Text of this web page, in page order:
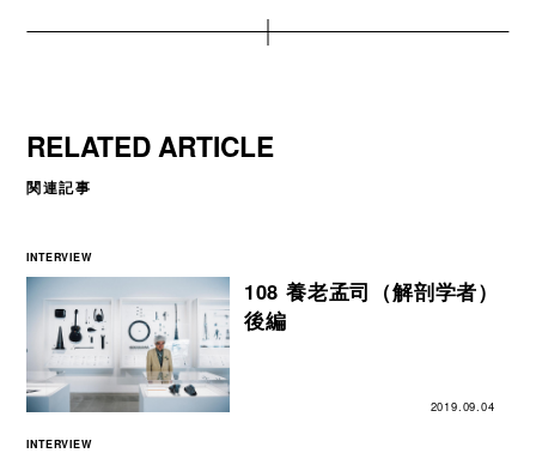
RELATED ARTICLE
関連記事
INTERVIEW
108 養老孟司（解剖学者）
後編
2019.09.04
INTERVIEW